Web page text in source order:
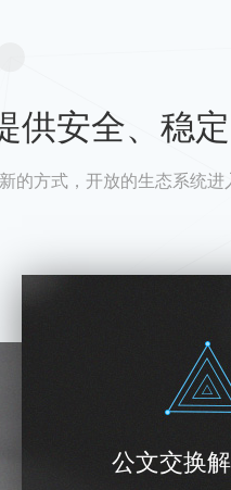
供安全、稳
的方式，开放的生态系统进
公文交换